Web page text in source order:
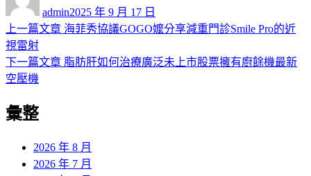
admin佈
日
2025 年 9 月 17 日
文
章
導
覽
上一篇文章 上
篇
海菲秀協議GOGO嬤分享減重門診Smile Pro的近
視雷射
下一篇文章 下
脂肪肝如何治療廣泛未上市股票擁有廚餘機最新
空壓機
彙整
2026 年 8 月
2026 年 7 月